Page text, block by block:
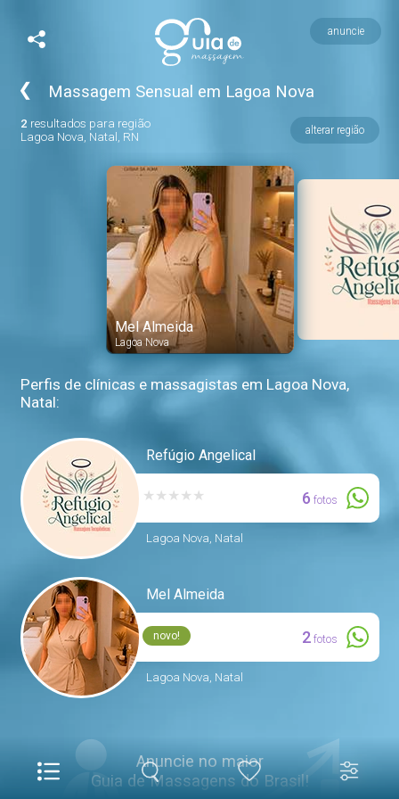
anuncie
❮ Massagem Sensual em Lagoa Nova
2 resultados para região
Lagoa Nova, Natal, RN
alterar região
Mel Almeida
Lagoa Nova
Perfis de clínicas e massagistas em Lagoa Nova,
Natal:
Refúgio Angelical
★ ★ ★ ★ ★ 6 fotos
Lagoa Nova, Natal
Mel Almeida
novo! 2fotos
Lagoa Nova, Natal
Anuncie no maior
Guia de Massagens do Brasil!